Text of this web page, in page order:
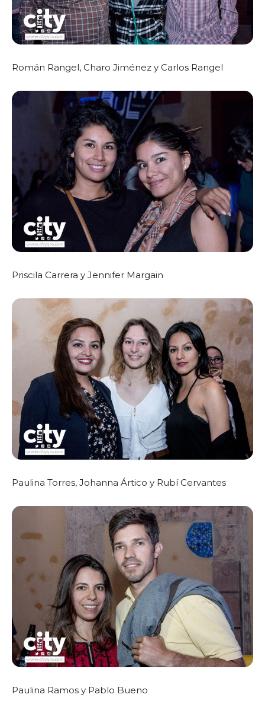
Román Rangel, Charo Jiménez y Carlos Rangel
Priscila Carrera y Jennifer Margain
Paulina Torres, Johanna Ártico y Rubí Cervantes
Paulina Ramos y Pablo Bueno